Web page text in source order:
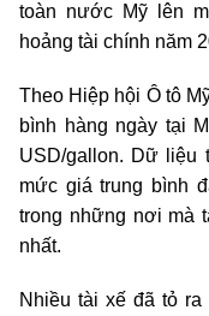
toàn nước Mỹ lên
hoảng tài chính năm
Theo Hiệp hội Ô tô
bình hàng ngày tại
USD/gallon. Dữ liệu
mức giá trung bình
trong những nơi mà
nhất.
Nhiều tài xế đã tỏ